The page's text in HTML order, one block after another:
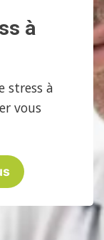
à
stress à
vous